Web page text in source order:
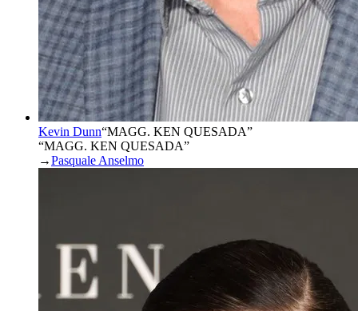
Kevin Dunn“MAGG. KEN QUESADA”
“MAGG. KEN QUESADA”
→Pasquale Anselmo